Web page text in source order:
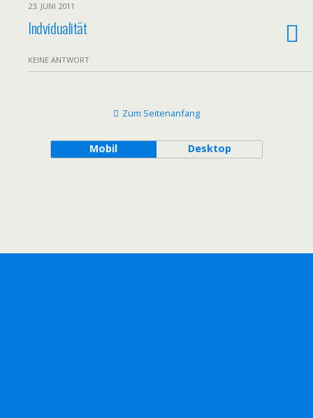
23. JUNI 2011
Indvidualität
KEINE ANTWORT
Zum Seitenanfang
Mobil Desktop